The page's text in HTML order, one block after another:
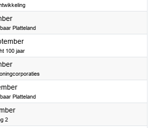
2025
Platteland
2025
100 jaar
2025
2025
Platteland
2025
2